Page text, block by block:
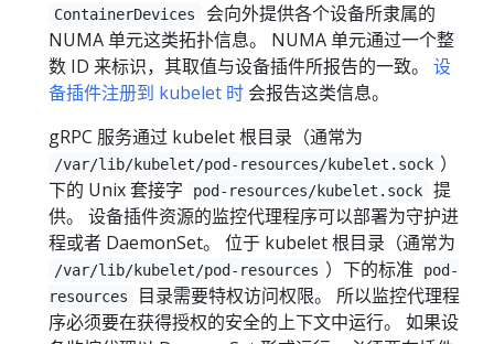
ContainerDevices
会向外提供各个设备所隶属的
NUMA 单元这类拓扑信息。 NUMA 单元通过一个整
数 ID 来标识，其取值与设备插件所报告的一致。 设
备插件注册到 kubelet 时 会报告这类信息。
gRPC 服务通过 kubelet 根目录（通常为
/var/lib/kubelet/pod-resources/kubelet.sock ）
下的 Unix 套接字
pod-resources/kubelet.sock
提
供。 设备插件资源的监控代理程序可以部署为守护进
程或者 DaemonSet。 位于 kubelet 根目录（通常为
/var/lib/kubelet/pod-resources ）下的标准
pod-
resources
目录需要特权访问权限。 所以监控代理程
序必须要在获得授权的安全的上下文中运行。 如果设